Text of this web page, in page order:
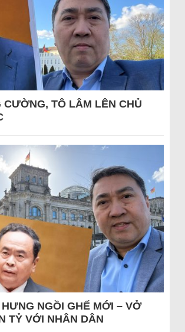
TÔ LÂM LÊN CHỦ
NGỒI GHẾ MỚI – VỞ
TỶ VỚI NHÂN DÂN